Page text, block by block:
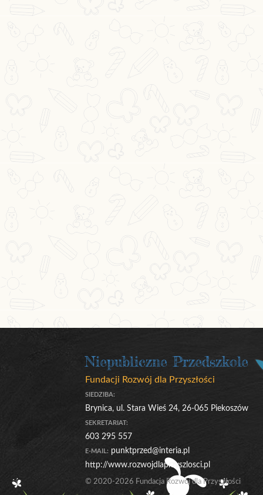
Niepubliczne Przedszkole
Fundacji Rozwój dla Przyszłości
SIEDZIBA:
Brynica, ul. Stara Wieś 24, 26-065 Piekoszów
SEKRETARIAT:
603 295 557
E-MAIL: punktprzed@interia.pl
http://www.rozwojdlaprzyszlosci.pl
© 2020-2026 Fundacja Rozwój dla Przyszłości